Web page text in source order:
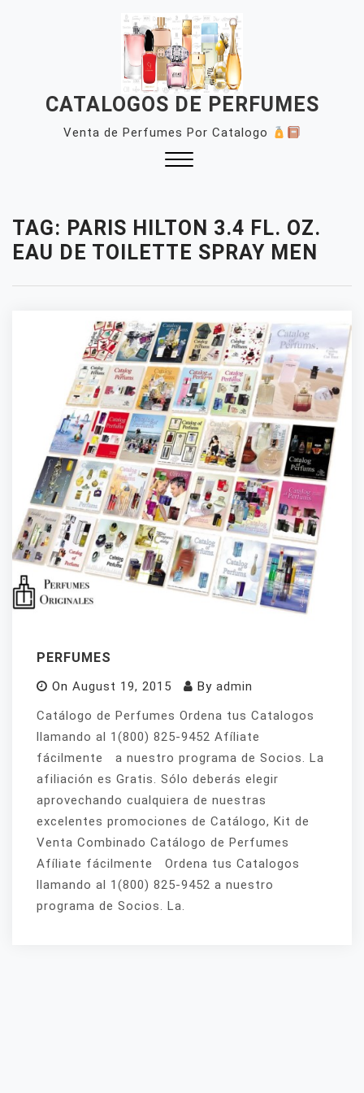
CATALOGOS DE PERFUMES
Venta de Perfumes Por Catalogo
TAG: PARIS HILTON 3.4 FL. OZ.
EAU DE TOILETTE SPRAY MEN
PERFUMES
On August 19, 2015 By admin
Catálogo de Perfumes Ordena tus Catalogos
llamando al 1(800) 825-9452 Afíliate
fácilmente a nuestro programa de Socios. La
afiliación es Gratis. Sólo deberás elegir
aprovechando cualquiera de nuestras
excelentes promociones de Catálogo, Kit de
Venta Combinado Catálogo de Perfumes
Afíliate fácilmente Ordena tus Catalogos
llamando al 1(800) 825-9452 a nuestro
programa de Socios. La.